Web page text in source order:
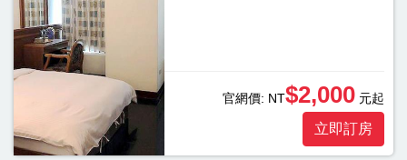
官網價: NT$2,000 元起
立即訂房